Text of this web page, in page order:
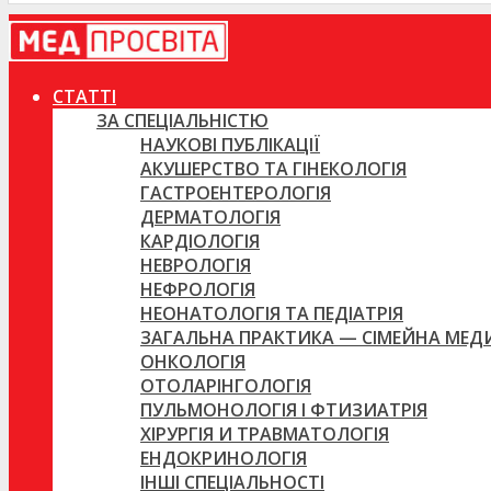
СТАТТІ
ЗА СПЕЦІАЛЬНІСТЮ
НАУКОВІ ПУБЛІКАЦІЇ
АКУШЕРСТВО ТА ГІНЕКОЛОГІЯ
ГАСТРОЕНТЕРОЛОГІЯ
ДЕРМАТОЛОГІЯ
КАРДІОЛОГІЯ
НЕВРОЛОГІЯ
НЕФРОЛОГІЯ
НЕОНАТОЛОГІЯ ТА ПЕДІАТРІЯ
ЗАГАЛЬНА ПРАКТИКА — СІМЕЙНА
ОНКОЛОГІЯ
ОТОЛАРІНГОЛОГІЯ
ПУЛЬМОНОЛОГІЯ І ФТИЗИАТРІЯ
ХІРУРГІЯ И ТРАВМАТОЛОГІЯ
ЕНДОКРИНОЛОГІЯ
ІНШІ СПЕЦІАЛЬНОСТІ